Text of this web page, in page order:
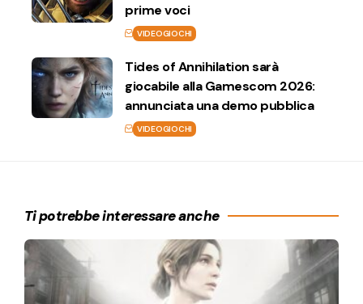
prime voci
VIDEOGIOCHI
Tides of Annihilation sarà
giocabile alla Gamescom 2026:
annunciata una demo pubblica
VIDEOGIOCHI
Ti potrebbe interessare anche